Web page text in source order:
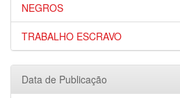
NEGROS
TRABALHO ESCRAVO
Data de Publicação